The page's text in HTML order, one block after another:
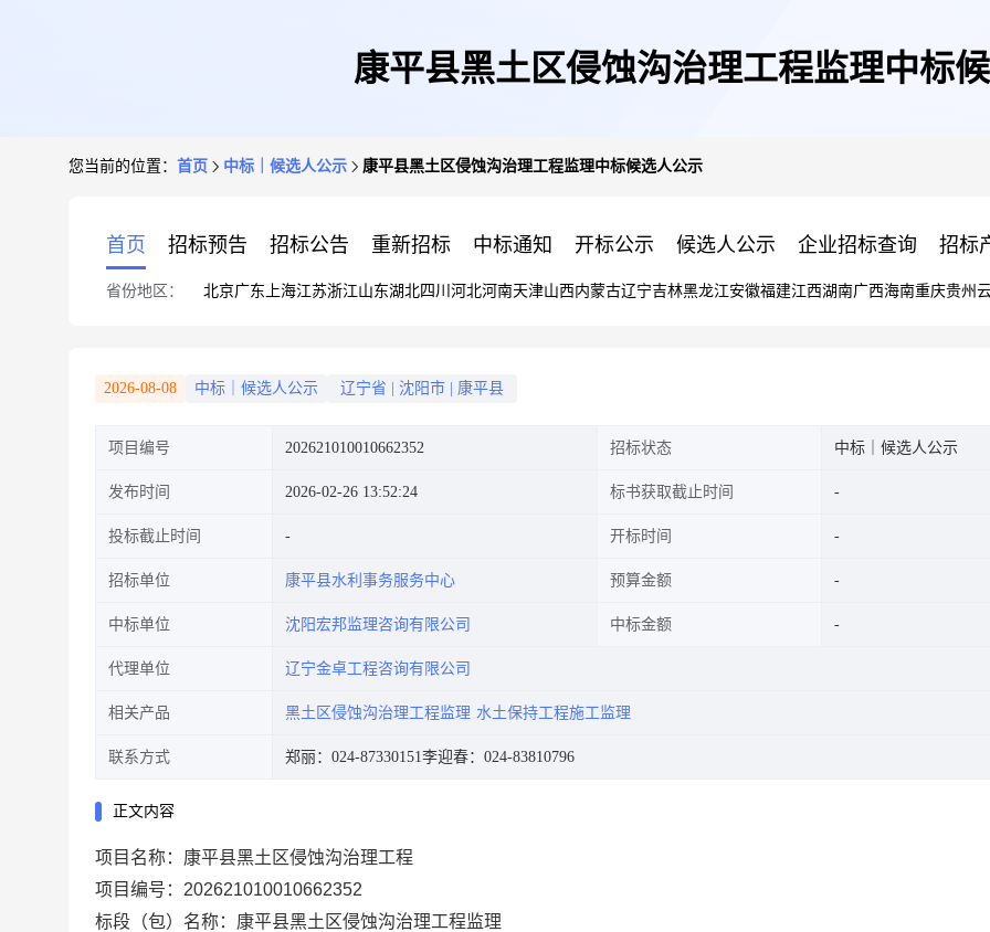
康平县黑土区侵蚀沟治理工程监理中标
您当前的位置： 首页 中标｜候选人公示 康平县黑土区侵蚀沟治理工程监理中标候选人公示
首页 招标预告 招标公告 重新招标 中标通知 开标公示 候选人公示 企业招标查询 招标
省份地区： 北京广东 上海江苏浙江山东湖北四川 河北河南天津山西内蒙古辽宁吉林黑龙江安徽福建江西湖南广西海南重庆贵州
2026-08-08 中标｜候选人公示 辽宁省 沈阳市 康平县
项目编号 202621010010662352 招标状态 中标｜候选人公示
发布时间 2026-02-26 13:52:24 标书获取截止时间
投标截止时间 开标时间
招标单位 康平县水利事务服务中心 预算金额
中标单位 沈阳宏邦监理咨询有限公司 中标金额
代理单位 辽宁金卓工程咨询有限公司
相关产品 黑土区侵蚀沟治理工程监理 水土保持工程施工监理
联系方式 郑丽：024-87330151李迎春：024-83810796
正文内容
项目名称：康平县黑土区侵蚀沟治理工程
项目编号：202621010010662352
标段（包）名称：康平县黑土区侵蚀沟治理工程监理